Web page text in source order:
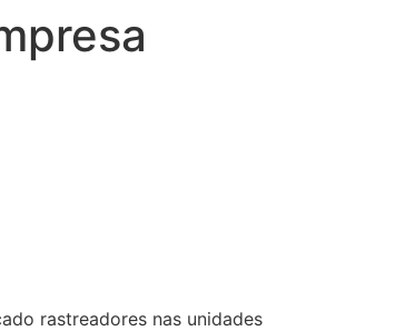
rastreadores nas unidades